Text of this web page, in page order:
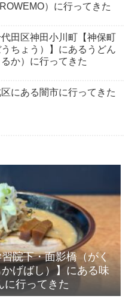
）に行ってきた
田区神田小川町【神保町
うちょう）】にあるうどん
か）に行ってきた
にある闇市に行ってきた
院下・面影橋（がく
げばし）】にある味
に行ってきた